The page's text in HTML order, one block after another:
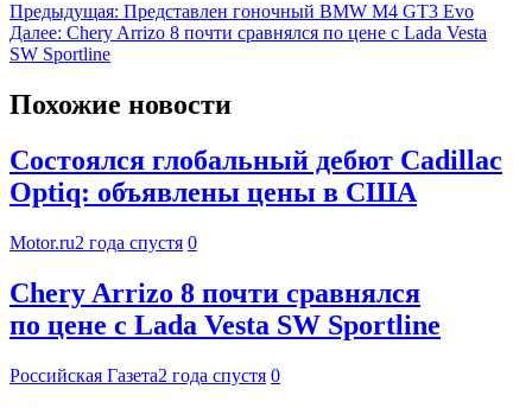
Предыдущая: Представлен гоночный BMW M4 GT3 Evo
Далее: Chery Arrizo 8 почти сравнялся по цене с Lada Vesta
SW Sportline
Похожие новости
Состоялся глобальный дебют Cadillac
Optiq: объявлены цены в США
Motor.ru2 года спустя 0
Chery Arrizo 8 почти сравнялся
по цене с Lada Vesta SW Sportline
Российская Газета2 года спустя 0